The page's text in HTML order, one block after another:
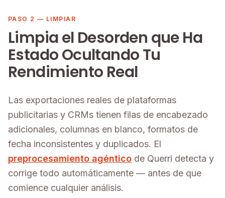
PASO 2 — LIMPIAR
Limpia el Desorden que Ha
Estado Ocultando Tu
Rendimiento Real
Las exportaciones reales de plataformas
publicitarias y CRMs tienen filas de encabezado
adicionales, columnas en blanco, formatos de
fecha inconsistentes y duplicados. El
preprocesamiento agéntico de Querri detecta y
corrige todo automáticamente — antes de que
comience cualquier análisis.